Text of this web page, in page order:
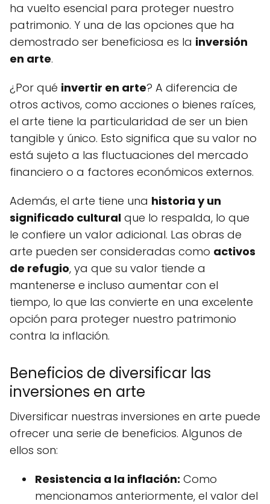
ha vuelto esencial para proteger nuestro
patrimonio. Y una de las opciones que ha
demostrado ser beneficiosa es la inversión
en arte.
¿Por qué invertir en arte? A diferencia de
otros activos, como acciones o bienes raíces,
el arte tiene la particularidad de ser un bien
tangible y único. Esto significa que su valor no
está sujeto a las fluctuaciones del mercado
financiero o a factores económicos externos.
Además, el arte tiene una historia y un
significado cultural que lo respalda, lo que
le confiere un valor adicional. Las obras de
arte pueden ser consideradas como activos
de refugio, ya que su valor tiende a
mantenerse e incluso aumentar con el
tiempo, lo que las convierte en una excelente
opción para proteger nuestro patrimonio
contra la inflación.
Beneficios de diversificar las
inversiones en arte
Diversificar nuestras inversiones en arte puede
ofrecer una serie de beneficios. Algunos de
ellos son:
Resistencia a la inflación: Como
mencionamos anteriormente, el valor del